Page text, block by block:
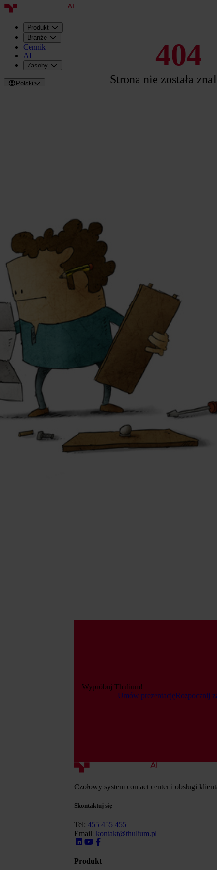
Produkt
Branże
Cennik
AI
Zasoby
Polski
404
Strona nie została
Wypróbuj Thulium!
Umów prezentacjęRozpocznij
Czołowy system contact center i obsługi
Skontaktuj się
Tel: 455 455 455
Email: kontakt@thulium.pl
Produkt